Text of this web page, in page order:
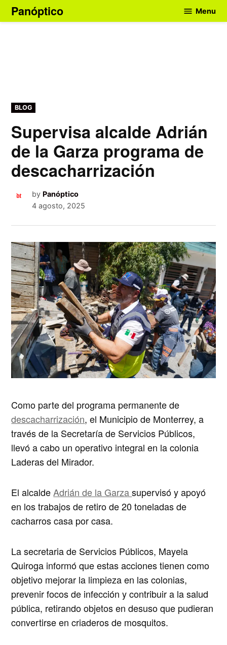
Skip
to
Panóptico Menu
POSTED
IN
BLOG
Supervisa alcalde Adrián
de la Garza programa de
descacharrización
by Panóptico
4 agosto, 2025
Como parte del programa permanente de
descacharrización, el Municipio de Monterrey, a
través de la Secretaría de Servicios Públicos,
llevó a cabo un operativo integral en la colonia
Laderas del Mirador.
El alcaldeAdrián de la Garzasupervisó y apoyó
en los trabajos de retiro de 20 toneladas de
cacharros casa por casa.
La secretaria de Servicios Públicos, Mayela
Quiroga informó que estas acciones tienen como
objetivo mejorar la limpieza en las colonias,
prevenir focos de infección y contribuir a la salud
pública, retirando objetos en desuso que pudieran
convertirse en criaderos de mosquitos.